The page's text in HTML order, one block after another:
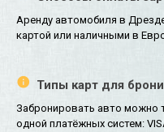
Аренду автомобиля в
картой или наличными в
Типы карт для
Забронировать авто можно
одной платёжных систем: